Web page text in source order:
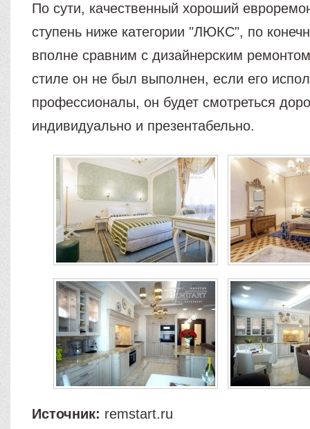
По сути, качественный хороший
ступень ниже категории "ЛЮКС", по
вполне сравним с дизайнерским
стиле он не был выполнен, если его
профессионалы, он будет смотреться
индивидуально и презентабельно.
Источник: remstart.ru